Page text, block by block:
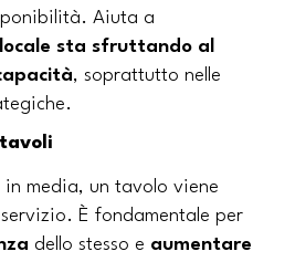
Aiuta a
sta sfruttando al
, soprattutto nelle
in media, un tavolo viene
È fondamentale per
dello stesso e aumentare